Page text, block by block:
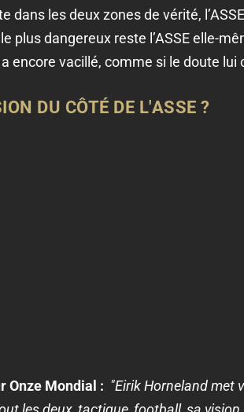
dans les deux zones de vérité,
plus dangereux reste l’ASSE elle-
encore vacillé, comme si le doute lui
DU CÔTÉ DE L'ASSE ?
Onze Mondial : "Eirik Horneland met